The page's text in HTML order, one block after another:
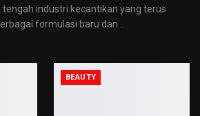
industri kecantikan yang terus
formulasi baru dan
BEAUTY